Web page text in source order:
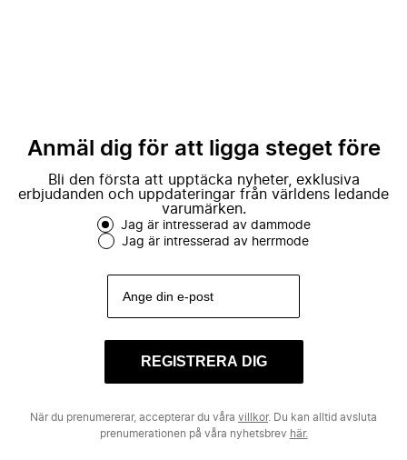
Anmäl dig för att ligga steget före
Bli den första att upptäcka nyheter, exklusiva
erbjudanden och uppdateringar från världens ledande
varumärken.
Jag är intresserad av dammode
Jag är intresserad av herrmode
REGISTRERA DIG
När du prenumererar, accepterar du våra villkor. Du kan alltid avsluta
prenumerationen på våra nyhetsbrev här.